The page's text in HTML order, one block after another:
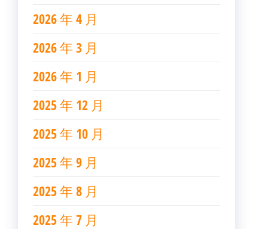
2026 年 4 月
2026 年 3 月
2026 年 1 月
2025 年 12 月
2025 年 10 月
2025 年 9 月
2025 年 8 月
2025 年 7 月